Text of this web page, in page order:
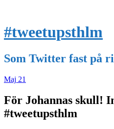
#tweetupsthlm
Som Twitter fast på
Maj 21
För Johannas skull!
#tweetupsthlm